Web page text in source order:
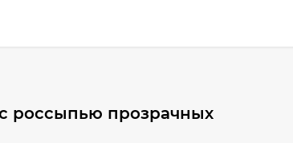
россыпью прозрачных